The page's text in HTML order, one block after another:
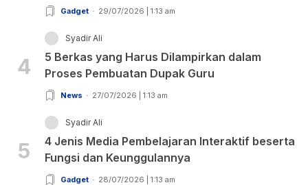
Gadget 29/07/2026 | 1:13 am
4
Syadir Ali
5 Berkas yang Harus Dilampirkan dalam
Proses Pembuatan Dupak Guru
News 27/07/2026 | 1:13 am
5
Syadir Ali
4 Jenis Media Pembelajaran Interaktif beserta
Fungsi dan Keunggulannya
Gadget 28/07/2026 | 1:13 am